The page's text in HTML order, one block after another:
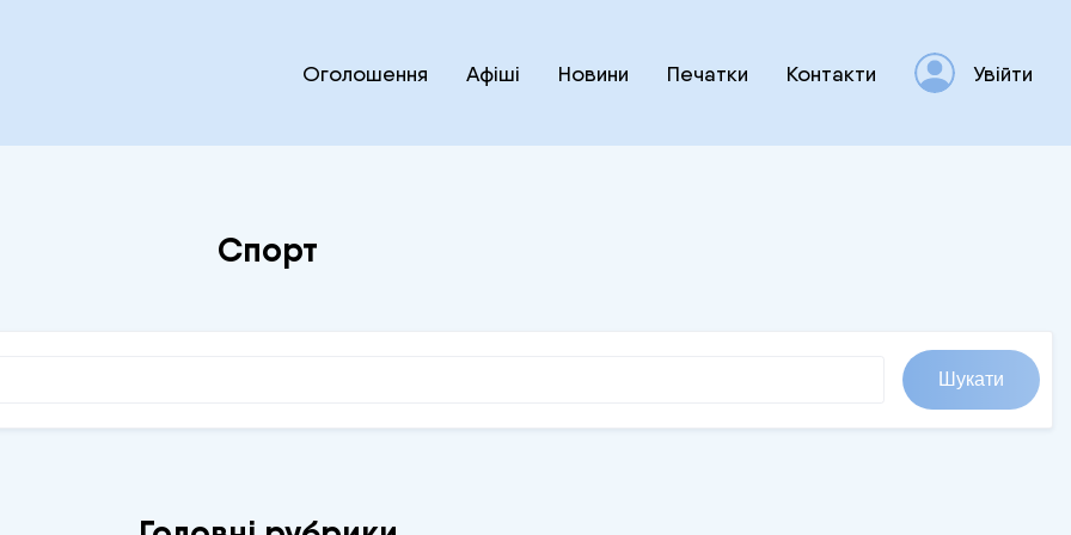
Оголошення Афіші Новини Печатки Контакти Увійти
Спорт
Шукати